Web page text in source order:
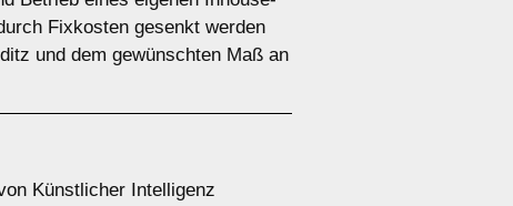
Fixkosten gesenkt werden
und dem gewünschten Maß an
Künstlicher Intelligenz